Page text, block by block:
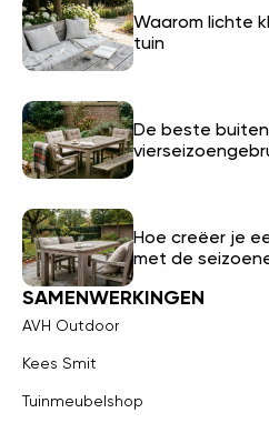
Waarom lichte
tuin
De beste
Hoe creëer je
met de
SAMENWERKINGEN
AVH Outdoor
Kees Smit
Tuinmeubelshop